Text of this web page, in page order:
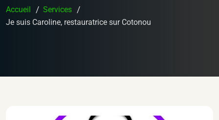
Accueil
Services
Je suis Caroline, restauratrice sur Cotonou